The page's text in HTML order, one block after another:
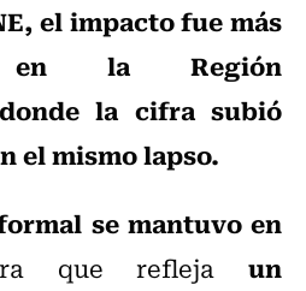
el impacto fue más
en la Región
la cifra subió
el mismo lapso.
se mantuvo en
que reflejaun